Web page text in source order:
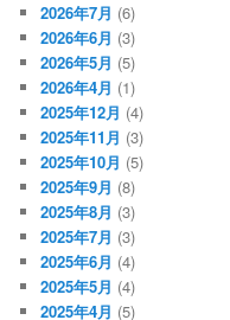
2026年7月 (6)
2026年6月 (3)
2026年5月 (5)
2026年4月 (1)
2025年12月 (4)
2025年11月 (3)
2025年10月 (5)
2025年9月 (8)
2025年8月 (3)
2025年7月 (3)
2025年6月 (4)
2025年5月 (4)
2025年4月 (5)